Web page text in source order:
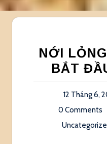
NỚI
BẮT
12 Tháng 6,
0 Comments